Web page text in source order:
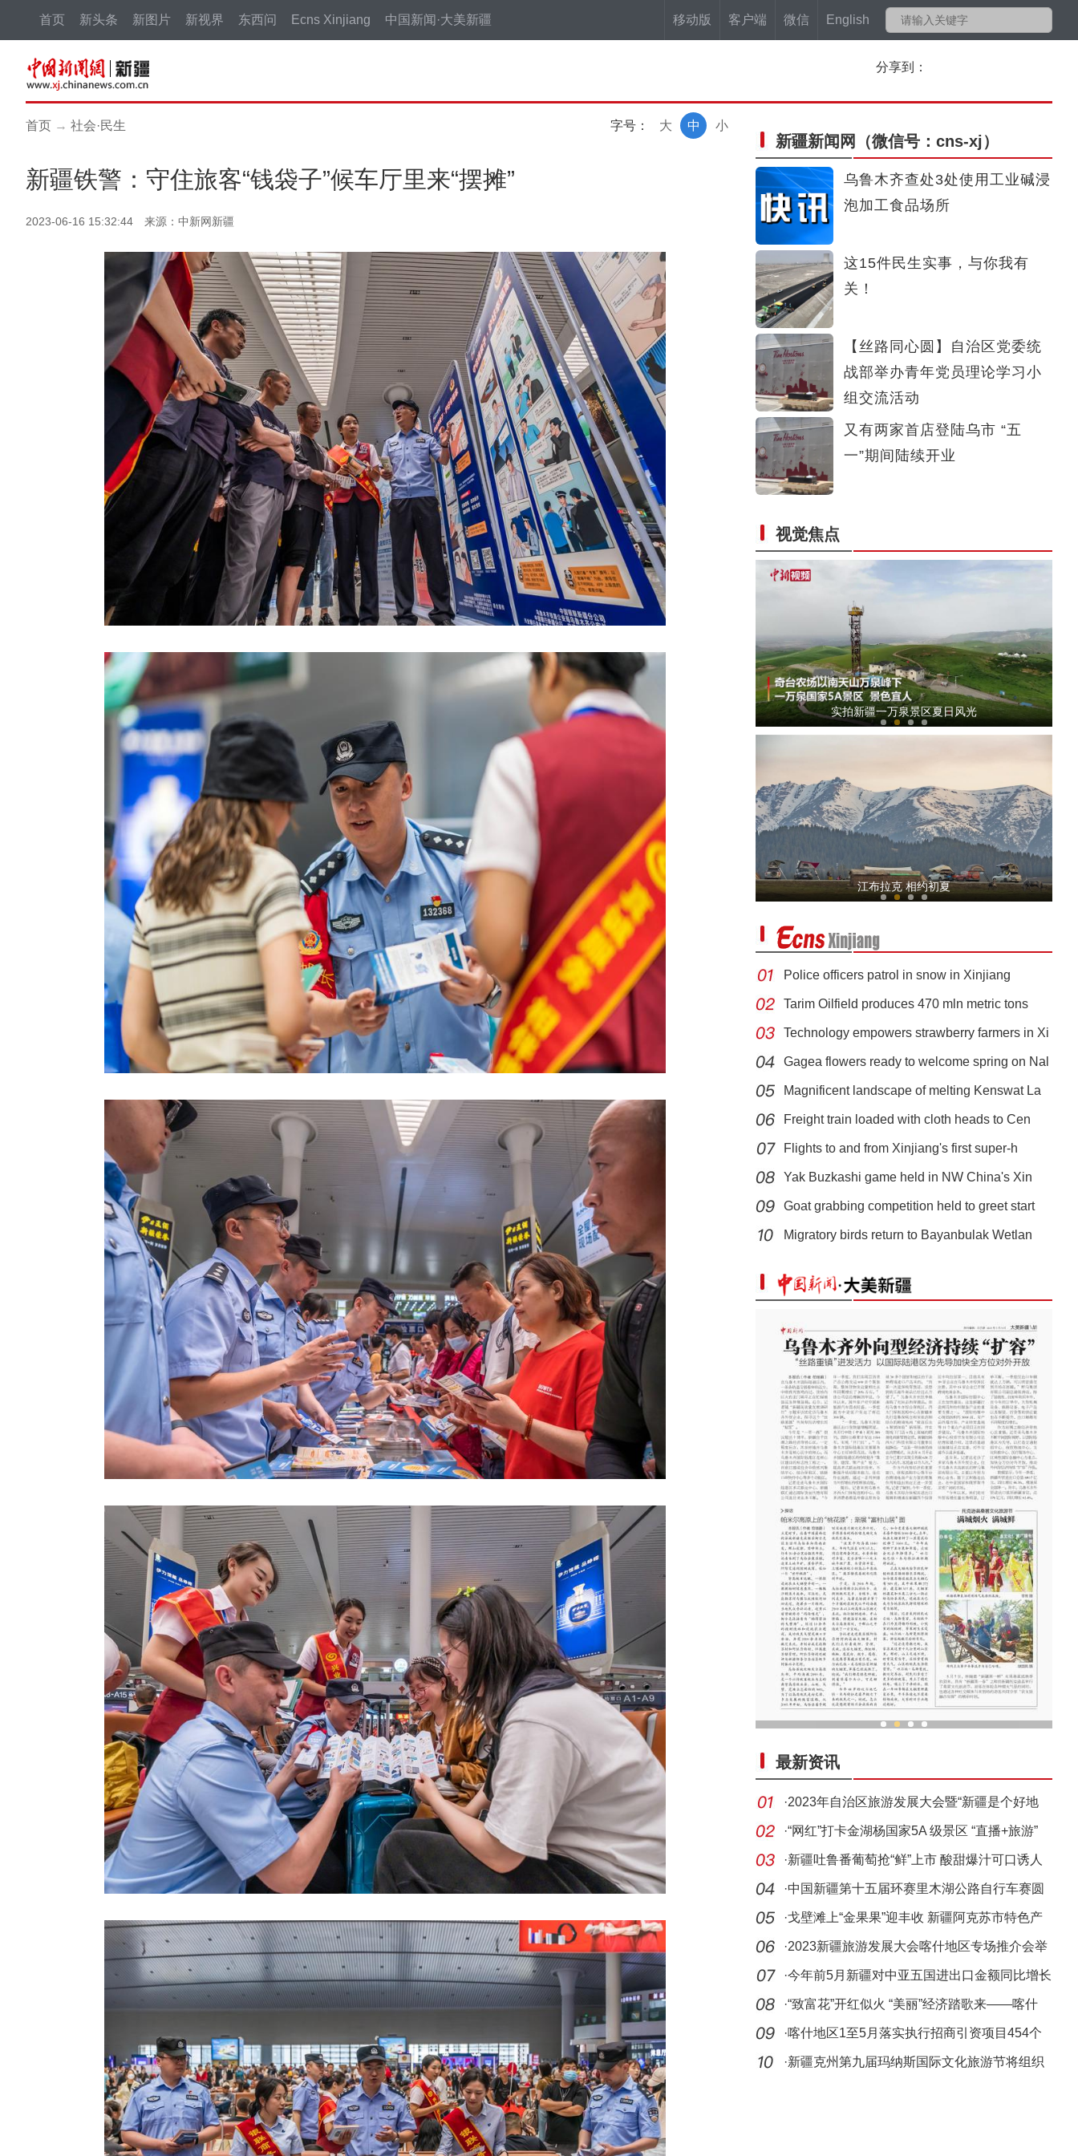
移动版 客户端 微信 English
首页 新头条 新图片 新视界 东西问 Ecns Xinjiang 中国新闻·大美新疆
分享到：
首页 → 社会·民生 字号： 小
中
大
新疆铁警：守住旅客“钱袋子”候车厅里来“摆摊”
2023-06-16 15:32:44 来源：中新网新疆
新疆新闻网 （微信号：cns-xj）
乌鲁木齐查处3处使用工业碱浸
泡加工食品场所
这15件民生实事，与你我有
关！
【丝路同心圆】自治区党委统
战部举办青年党员理论学习小
组交流活动
又有两家首店登陆乌市 “五
一”期间陆续开业
视觉焦点
《游在新疆、吃住在兵团》系列短视频：九师
实拍新疆科桑溶洞国家森林公园夏日美景
实拍新疆一万泉景区夏日风光
新疆兵团曲子戏：老调新唱有新意
实拍新疆科桑溶洞国家森林公园夏日美景
江布拉克 相约初夏
Police officers patrol in snow in Xinjiang
Tarim Oilfield produces 470 mln metric tons
Technology empowers strawberry farmers in Xi
Gagea flowers ready to welcome spring on Nal
Magnificent landscape of melting Kenswat La
Freight train loaded with cloth heads to Cen
Flights to and from Xinjiang's first super-h
Yak Buzkashi game held in NW China's Xin
Goat grabbing competition held to greet start
Migratory birds return to Bayanbulak Wetlan
新疆兵团农场里的民族团结故事
最新资讯
·2023年自治区旅游发展大会暨“新疆是个好地
方”旅
·“网红”打卡金湖杨国家5A 级景区 “直播+旅游”
·新疆吐鲁番葡萄抢“鲜”上市 酸甜爆汁可口诱人
·中国新疆第十五届环赛里木湖公路自行车赛圆
满落幕
·戈壁滩上“金果果”迎丰收 新疆阿克苏市特色产
业助
·2023新疆旅游发展大会喀什地区专场推介会举
办
·今年前5月新疆对中亚五国进出口金额同比增长
99.9%
·“致富花”开红似火 “美丽”经济踏歌来——喀什
·喀什地区1至5月落实执行招商引资项目454个
到位资
·新疆克州第九届玛纳斯国际文化旅游节将组织